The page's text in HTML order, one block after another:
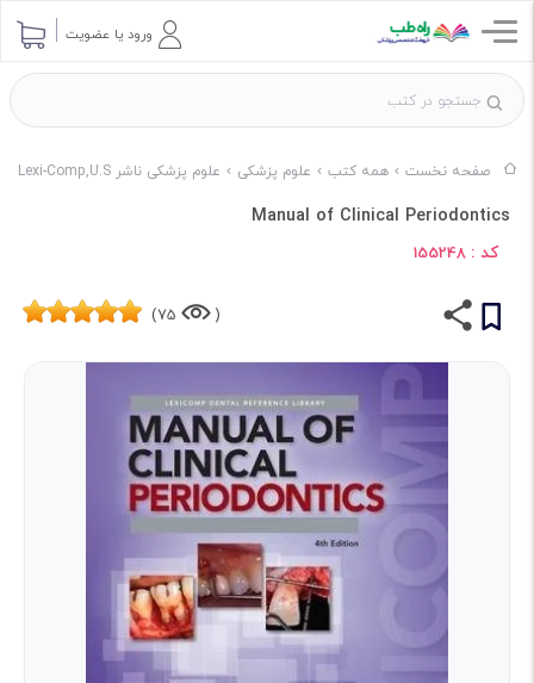
ورود یا عضویت
صفحه نخست همه کتب علوم پزشکی علوم پزشکی ناشر Lexi-Comp,U.S
Manual of Clinical Periodontics
کد : 155248
(
75)